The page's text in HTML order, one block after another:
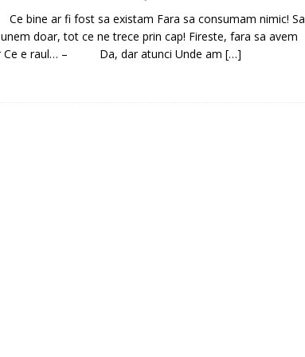
BANAT
ar fi fost sa existam Fara sa consumam nimic! Sa
doar, tot ce ne trece prin cap! Fireste, fara sa avem
Ce e raul… – Da, dar atunci Unde am […]